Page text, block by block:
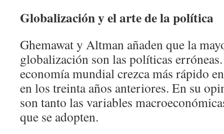
Globalización y el arte de la política
Ghemawat y Altman añaden que la
globalización son las políticas
economía mundial crezca más rápido
en los treinta años anteriores. En su
son tanto las variables
que se adopten.